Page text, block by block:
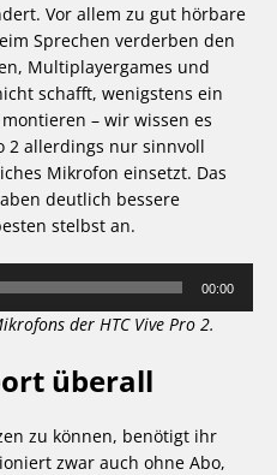
Vor allem zu gut hörbare
Sprechen verderben den
Multiplayergames und
schafft, wenigstens ein
– wir wissen es
2 allerdings nur sinnvoll
Mikrofon einsetzt. Das
deutlich bessere
stelbst an.
00:00
der HTC Vive Pro 2.
überall
zu können, benötigt ihr
zwar auch ohne Abo,